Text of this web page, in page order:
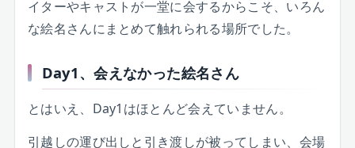
イターやキャストが一堂に会するからこそ、いろん
な絵名さんにまとめて触れられる場所でした。
Day1、会えなかった絵名さん
とはいえ、Day1はほとんど会えていません。
引越しの運び出しと引き渡しが被ってしまい、会場